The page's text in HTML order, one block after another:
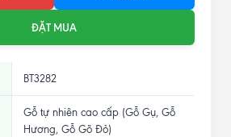
ĐẶT MUA
BT3282
Gỗ tự nhiên cao cấp (Gỗ Gụ, Gỗ
Hương, Gỗ Gõ Đỏ)